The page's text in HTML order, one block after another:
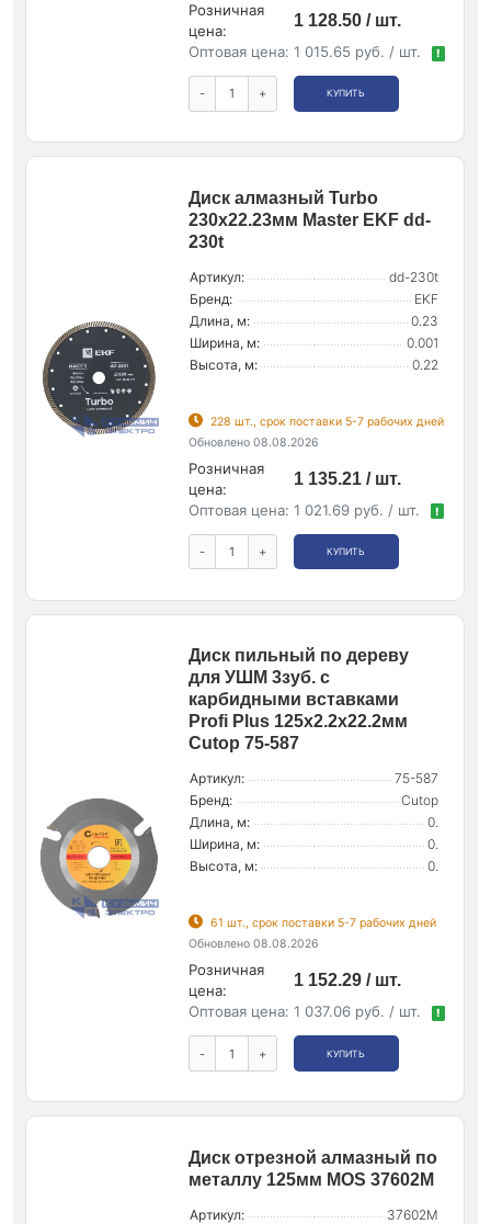
Розничная
цена:
1 128.50 / шт.
Оптовая цена: 1 015.65 руб. / шт. !
- + КУПИТЬ
Диск алмазный Turbo
230х22.23мм Master EKF dd-
230t
Артикул:
dd-230t
Бренд:
EKF
Длина, м:
0.23
Ширина, м:
0.001
Высота, м:
0.22
228 шт., срок поставки 5-7 рабочих дней
Обновлено 08.08.2026
Розничная
цена:
1 135.21 / шт.
Оптовая цена: 1 021.69 руб. / шт. !
- + КУПИТЬ
Диск пильный по дереву
для УШМ 3зуб. с
карбидными вставками
Profi Plus 125х2.2х22.2мм
Cutop 75-587
Артикул:
75-587
Бренд:
Cutop
Длина, м:
0.
Ширина, м:
0.
Высота, м:
0.
61 шт., срок поставки 5-7 рабочих дней
Обновлено 08.08.2026
Розничная
цена:
1 152.29 / шт.
Оптовая цена: 1 037.06 руб. / шт. !
- + КУПИТЬ
Диск отрезной алмазный по
металлу 125мм MOS 37602М
Артикул:
37602М